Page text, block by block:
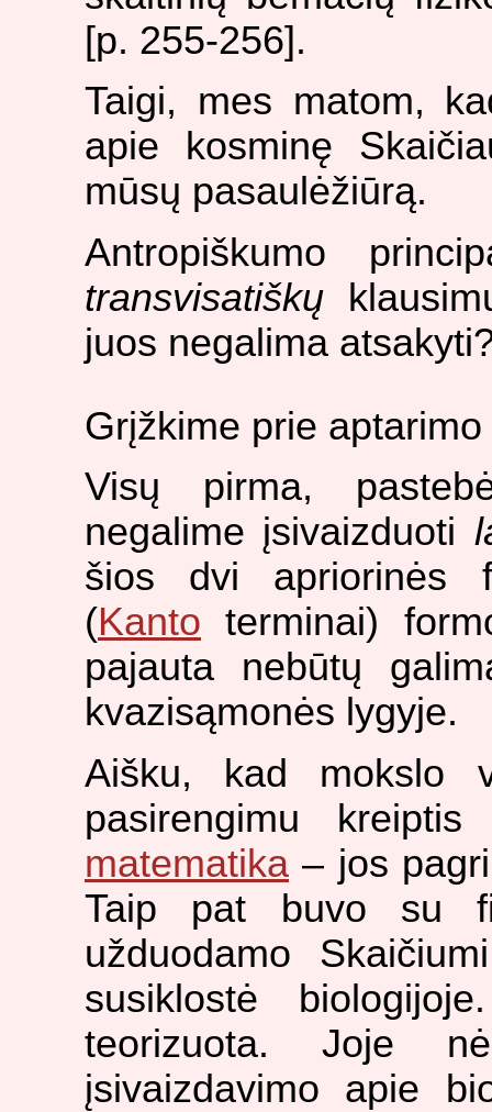
[p. 255-256].
Taigi, mes matom,
apie kosminę
mūsų pasaulėžiūrą.
Antropiškumo
transvisatiškų
juos negalima
Grįžkime prie
Visų pirma,
negalime įsivaizduoti
šios dvi apriorinės
(Kanto terminai)
pajauta nebūtų
kvazisąmonės lygyje.
Aišku, kad mokslo
pasirengimu
matematika – jos
Taip pat buvo su
užduodamo
susiklostė
teorizuota. Joje
įsivaizdavimo apie